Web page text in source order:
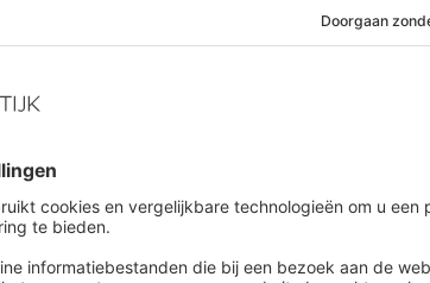
Zij blijven ook op zoek naar tijdelijk
de komende maanden ook werknemers in
aantal willen uitbreiden (27,33%). Behoud
eveneens voorop als het gaat om